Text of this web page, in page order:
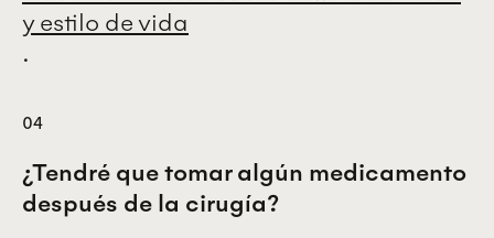
y estilo de vida
.
04
¿Tendré que tomar algún medicamento
después de la cirugía?